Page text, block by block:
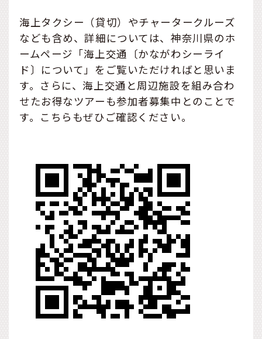
海上タクシー（貸切）やチャータークルーズ
なども含め、詳細については、神奈川県のホ
ームページ「海上交通〔かながわシーライ
ド〕について」をご覧いただければと思いま
す。さらに、海上交通と周辺施設を組み合わ
せたお得なツアーも参加者募集中とのことで
す。こちらもぜひご確認ください。